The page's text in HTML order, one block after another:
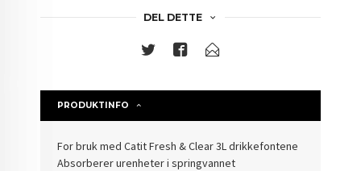
DEL DETTE
PRODUKTINFO
For bruk med Catit Fresh & Clear 3L drikkefontene
Absorberer urenheter i springvannet